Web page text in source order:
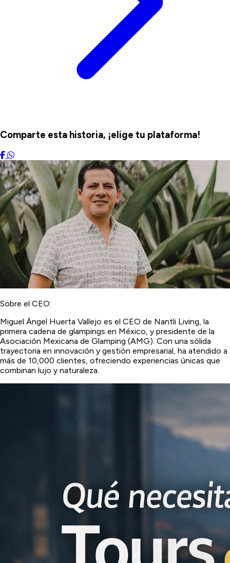
Comparte esta historia, ¡elige tu plataforma!
Sobre el CEO:
Miguel Ángel Huerta Vallejo es el CEO de Nantli Living, la
primera cadena de glampings en México, y presidente de la
Asociación Mexicana de Glamping (AMG). Con una sólida
trayectoria en innovación y gestión empresarial, ha atendido a
más de 10,000 clientes, ofreciendo experiencias únicas que
combinan lujo y naturaleza.